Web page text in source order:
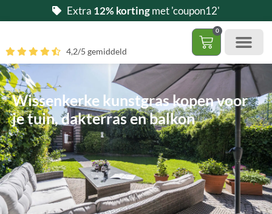
naar
inhoud
Extra 12% kortingmet 'coupon12'
0
4,2/5 gemiddeld
Wissenkerke kunstgras kopen voor
je tuin, dakterras en balkon